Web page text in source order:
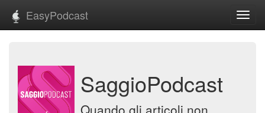
EasyPodcast
SaggioPodcast
Quando gli articoli non